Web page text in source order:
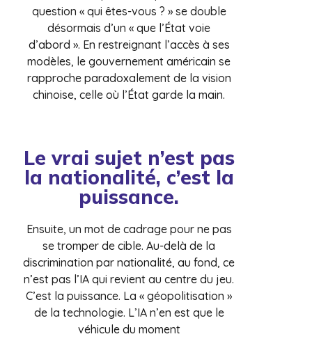
question « qui êtes-vous ? » se double
désormais d’un « que l’État voie
d’abord ». En restreignant l’accès à ses
modèles, le gouvernement américain se
rapproche paradoxalement de la vision
chinoise, celle où l’État garde la main.
Le vrai sujet n’est pas
la nationalité, c’est la
puissance.
Ensuite, un mot de cadrage pour ne pas
se tromper de cible. Au-delà de la
discrimination par nationalité, au fond, ce
n’est pas l’IA qui revient au centre du jeu.
C’est la puissance. La « géopolitisation »
de la technologie. L’IA n’en est que le
véhicule du moment